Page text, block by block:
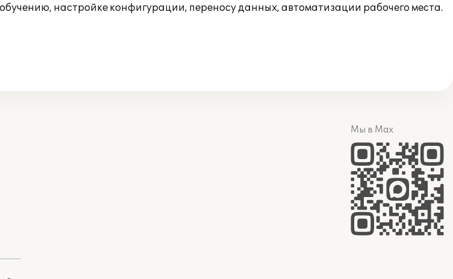
настройке конфигурации, переносу данных, автоматизации рабочего места.
Мы в Max